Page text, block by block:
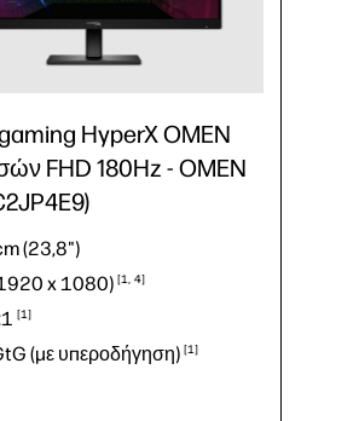
HyperX OMEN
FHD 180Hz - OMEN
(23,8")
x1080) 1 4
1
(με υπεροδήγηση) 1